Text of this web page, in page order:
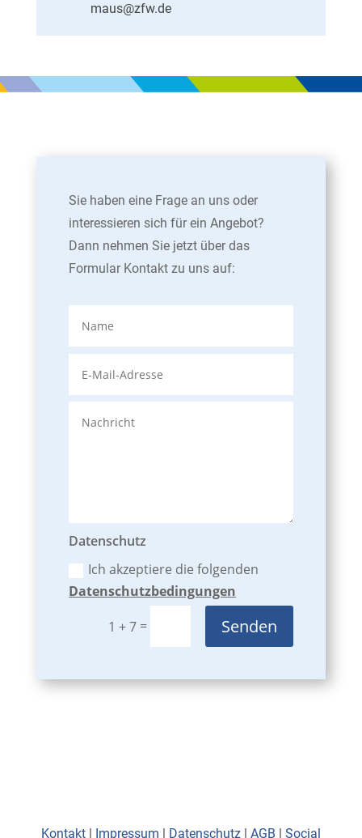
maus@zfw.de
Sie haben eine Frage an uns oder
interessieren sich für ein Angebot?
Dann nehmen Sie jetzt über das
Formular Kontakt zu uns auf:
Datenschutz
Ich akzeptiere die folgenden
Datenschutzbedingungen
1 + 7 = Senden
Kontakt| Impressum | Datenschutz| AGB | Social